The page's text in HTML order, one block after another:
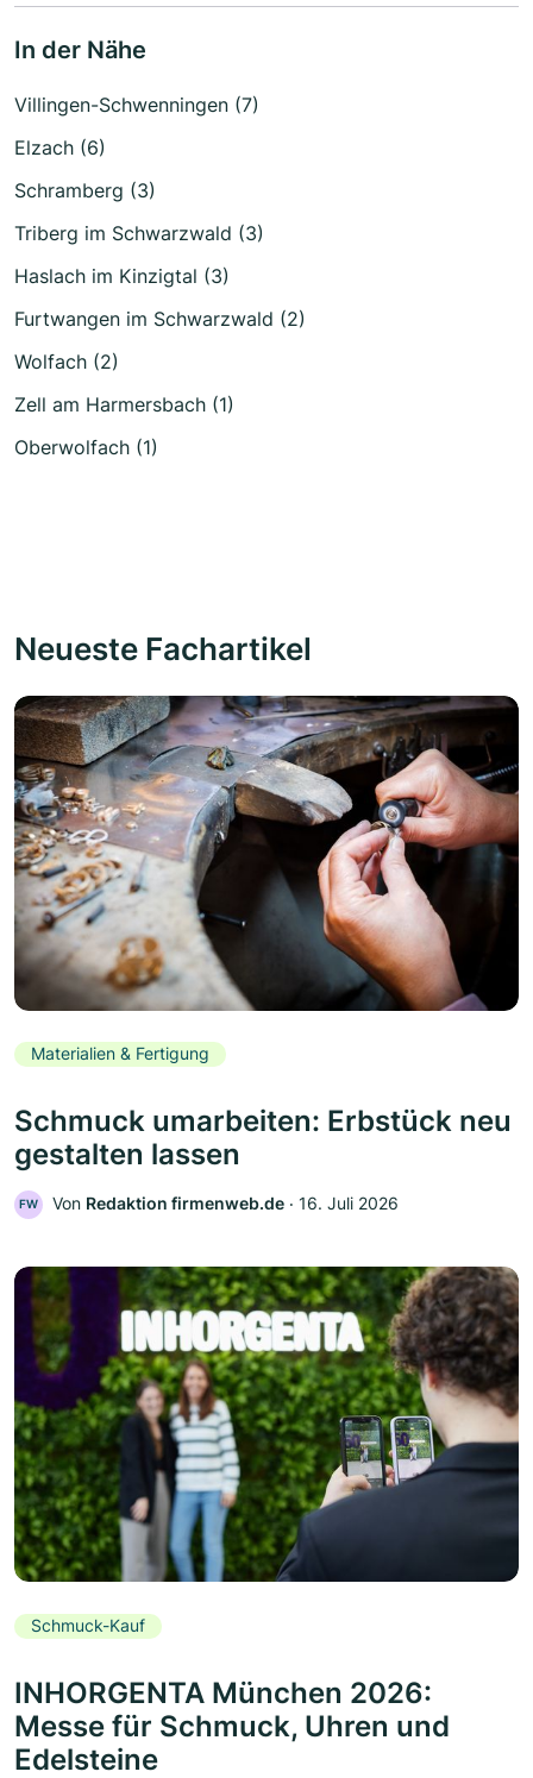
In der Nähe
Villingen-Schwenningen (7)
Elzach (6)
Schramberg (3)
Triberg im Schwarzwald (3)
Haslach im Kinzigtal (3)
Furtwangen im Schwarzwald (2)
Wolfach (2)
Zell am Harmersbach (1)
Oberwolfach (1)
Neueste Fachartikel
Materialien & Fertigung
Schmuck umarbeiten: Erbstück neu
gestalten lassen
FW Von Redaktion firmenweb.de ‧ 16. Juli 2026
Schmuck-Kauf
INHORGENTA München 2026:
Messe für Schmuck, Uhren und
Edelsteine